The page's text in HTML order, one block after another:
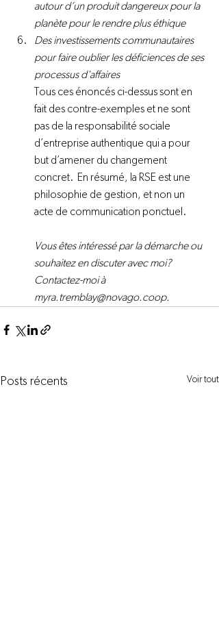
autour d’un produit dangereux pour la
planète pour le rendre plus éthique
Des investissements communautaires
pour faire oublier les déficiences de ses
processus d'affaires
Tous ces énoncés ci-dessus sont en
fait des contre-exemples et ne sont
pas de la responsabilité sociale
d’entreprise authentique qui a pour
but d’amener du changement
concret.  En résumé, la RSE est une
philosophie de gestion, et non un
acte de communication ponctuel.
Vous êtes intéressé par la démarche ou
souhaitez en discuter avec moi?
Contactez-moi à
myra.tremblay@novago.coop.
Posts récents Voir tout